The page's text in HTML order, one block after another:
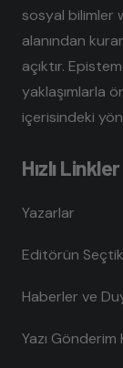
sosyal bilimler
alanından
açıktır.
yaklaşımlarla
içerisindeki
Hızlı Linkler
Yazarlar
Editörün
Haberler ve
Yazı Gönderim